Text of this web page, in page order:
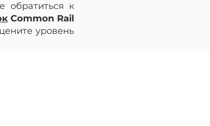
обратиться к
Common Rail
уровень